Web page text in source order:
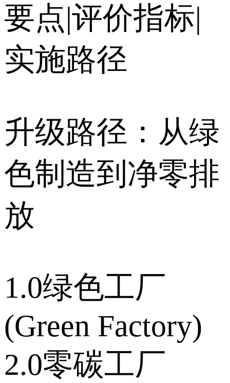
要点|评价指标|
实施路径
升级路径：从绿
色制造到净零排
放
1.0绿色工厂
(Green Factory)
2.0零碳工厂